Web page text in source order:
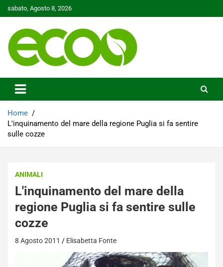
to
sabato, Agosto 8, 2026
Ecoo.it
Home
L'inquinamento del mare della regione Puglia si fa sentire
sulle cozze
ANIMALI
L'inquinamento del mare della
regione Puglia si fa sentire sulle
cozze
8 Agosto 2011 Elisabetta Fonte